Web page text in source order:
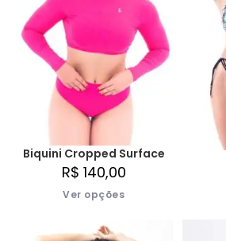
Biquini Cropped Surface
R$ 140,00
Ver opções